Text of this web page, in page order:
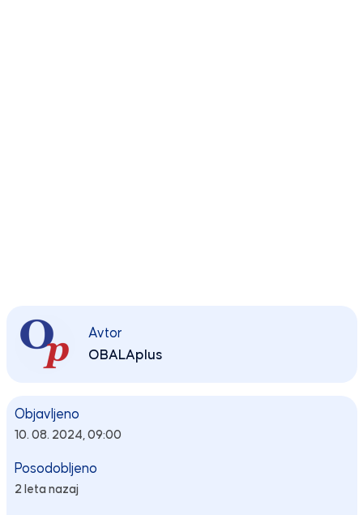
Avtor
OBALAplus
Objavljeno
10. 08. 2024, 09:00
Posodobljeno
2 leta nazaj